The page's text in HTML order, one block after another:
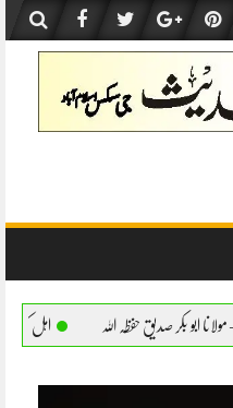
اہل کتاب کے برتن استعمال کرنے کا